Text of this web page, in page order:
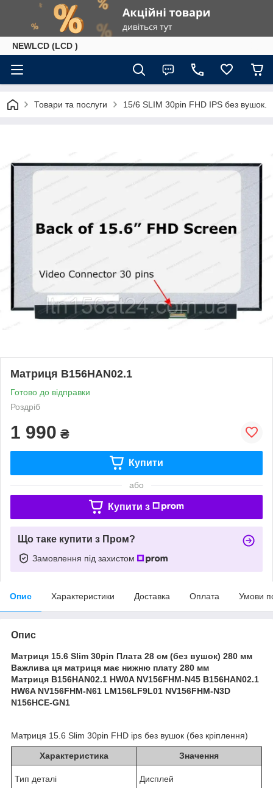
NEWLCD (LCD )
Товари та послуги 15/6 SLIM 30pin FHD IPS без вушок.
Матриця B156HAN02.1
Готово до відправки
Роздріб
1 990 ₴
Купити
або
Купити з
Що таке купити з Пром?
Замовлення під захистом
Опис Характеристики Доставка Оплата Умови
Опис
Матриця 15.6 Slim 30pin Плата 28 см (без вушок) 280 мм
Важлива ця матриця має нижню плату 280 мм
Матриця B156HAN02.1 HW0A NV156FHM-N45 B156HAN02.1
HW6A NV156FHM-N61 LM156LF9L01 NV156FHM-N3D
N156HCE-GN1
Матриця 15.6 Slim 30pin FHD ips без вушок (без кріплення)
Характеристика Значення
Тип деталі Дисплей